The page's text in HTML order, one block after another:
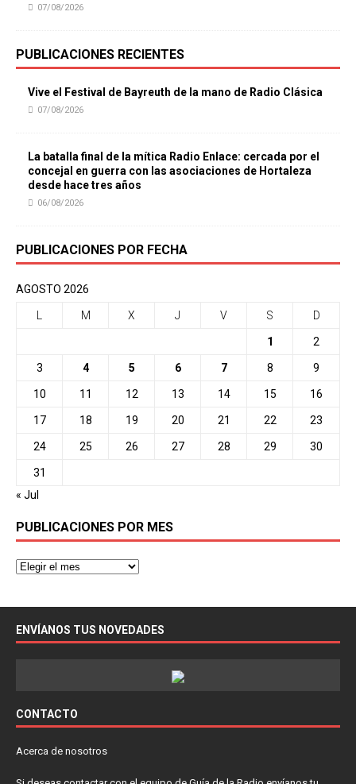
07/08/2026
PUBLICACIONES RECIENTES
Vive el Festival de Bayreuth de la mano de Radio Clásica
07/08/2026
La batalla final de la mítica Radio Enlace: cercada por el
concejal en guerra con las asociaciones de Hortaleza
desde hace tres años
06/08/2026
PUBLICACIONES POR FECHA
AGOSTO 2026
M X J V S D
1 2
3 4 5 6 7 8 9
10 11 12 13 14 15 16
17 18 19 20 21 22 23
24 25 26 27 28 29 30
31
« Jul
PUBLICACIONES POR MES
ENVÍANOS TUS NOVEDADES
CONTACTO
Acerca de nosotros